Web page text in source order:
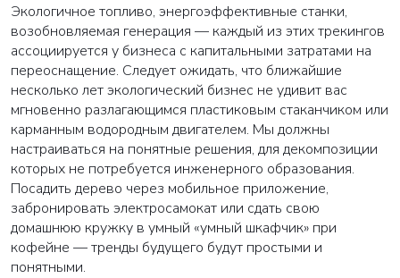
Экологичное топливо, энергоэффективные станки,
возобновляемая генерация — каждый из этих трекингов
ассоциируется у бизнеса с капитальными затратами на
переоснащение. Следует ожидать, что ближайшие
несколько лет экологический бизнес не удивит вас
мгновенно разлагающимся пластиковым стаканчиком или
карманным водородным двигателем. Мы должны
настраиваться на понятные решения, для декомпозиции
которых не потребуется инженерного образования.
Посадить дерево через мобильное приложение,
забронировать электросамокат или сдать свою
домашнюю кружку в умный «умный шкафчик» при
кофейне — тренды будущего будут простыми и
понятными.